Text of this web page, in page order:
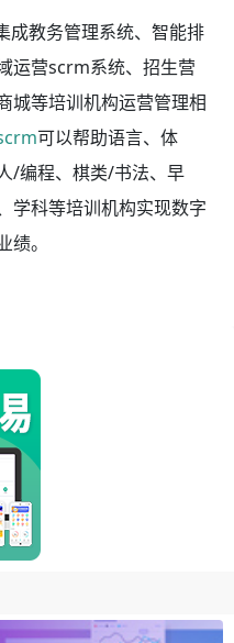
成教务管理系统、智能排
运营scrm系统、招生营
城等培训机构运营管理相
可以帮助语言、体
/编程、棋类/书法、早
学科等培训机构实现数字
。